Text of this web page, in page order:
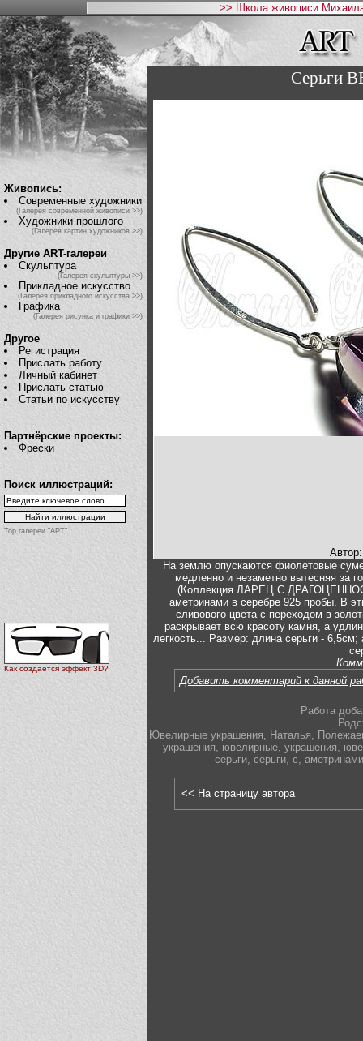
>> Школа живописи
Живопись:
Современные художники
(Галерея современной живописи >>)
Художники прошлого
(Галерея картин художников >>)
Другие ART-галереи
Скульптура
(Галерея скульптуры >>)
Прикладное искусство
(Галерея прикладного искусства >>)
Графика
(Галерея рисунка и графики >>)
Другое
Регистрация
Прислать работу
Личный кабинет
Прислать статью
Статьи по искусству
Партнёрские проекты:
Фрески
Поиск иллюстраций:
Top галереи "АРТ"
Как создаётся эффект 3D?
Серьги
На землю опускаются фиолетовые
медленно и незаметно вытесняя за
(Коллекция ЛАРЕЦ С
аметринами в серебре 925 пробы. В
сливового цвета с переходом в
раскрывает всю красоту камня, а
легкость... Размер: длина серьги -
Добавить комментарий к данной
Работа
Ювелирные украшения, Наталья,
украшения, ювелирные, украшения,
серьги, серьги, с, аметринами
<< На страницу автора